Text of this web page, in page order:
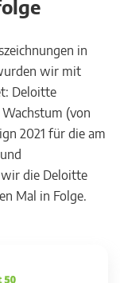
in
wir mit
Deloitte
Wachstum (von
2021 für die am
wir die Deloitte
Mal in Folge.